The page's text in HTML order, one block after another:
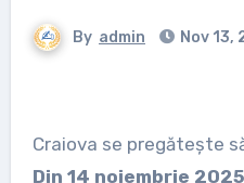
By admin Nov 13,
Craiova se pregătește
Din 14 noiembrie